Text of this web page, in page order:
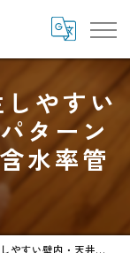
やすい
ターン
水率管
ーンとは？雨養生不足と含水率管理の重要性」